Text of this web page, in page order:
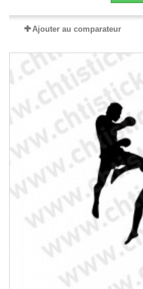
Ajouter au comparateur